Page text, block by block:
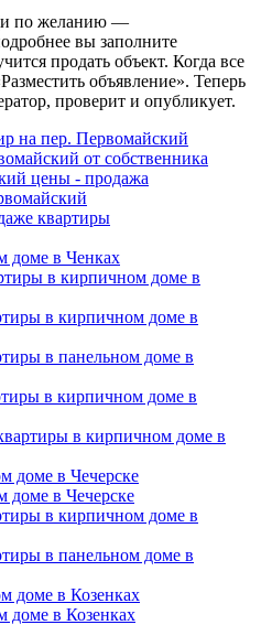
(и по желанию —
вы заполните
продать объект. Когда все
объявление». Теперь
проверит и опубликует.
на пер. Первомайский
от собственника
цены - продажа
квартиры
доме в Ченках
в кирпичном доме в
в кирпичном доме в
в панельном доме в
в кирпичном доме в
в кирпичном доме в
доме в Чечерске
доме в Чечерске
в кирпичном доме в
в панельном доме в
доме в Козенках
доме в Козенках